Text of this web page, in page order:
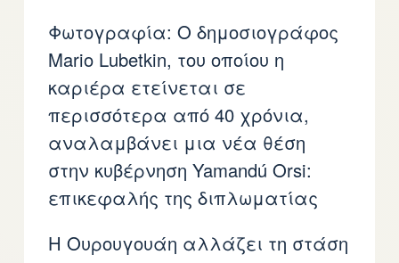
Φωτογραφία: Ο δημοσιογράφος
Mario Lubetkin, του οποίου η
καριέρα ετείνεται σε
περισσότερα από 40 χρόνια,
αναλαμβάνει μια νέα θέση
στην κυβέρνηση Yamandú Orsi:
επικεφαλής της διπλωματίας
Η Ουρουγουάη αλλάζει τη στάση